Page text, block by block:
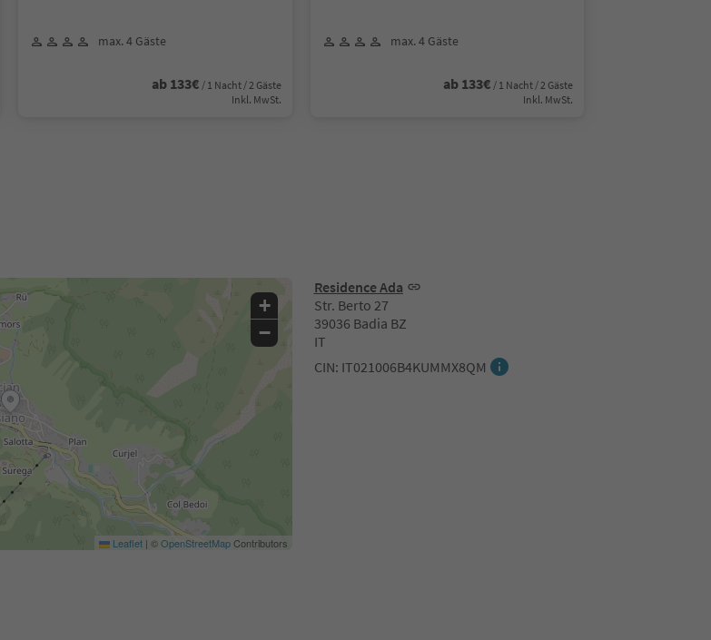
max. 4 Gäste
ab 133€ / 1 Nacht / 2 Gäste
Inkl. MwSt.
max. 4 Gäste
ab 133€ / 1 Nacht / 2 Gäste
Inkl. MwSt.
Residence Ada
Str. Berto 27
39036 Badia BZ
IT
CIN: IT021006B4KUMMX8QM
+
−
Leaflet | ©OpenStreetMapContributors